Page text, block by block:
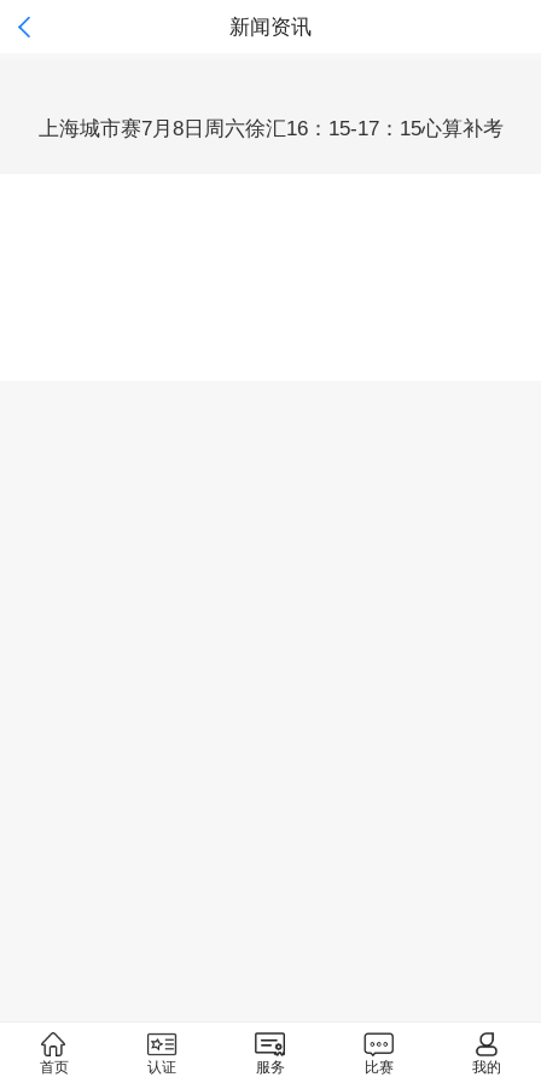
 新闻资讯
上海城市赛7月8日周六徐汇16：15-17：15心算补考
首页 认证 服务 比赛 我的